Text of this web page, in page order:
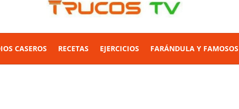
CASEROS RECETAS EJERCICIOS FARÁNDULA Y FAMOSOS